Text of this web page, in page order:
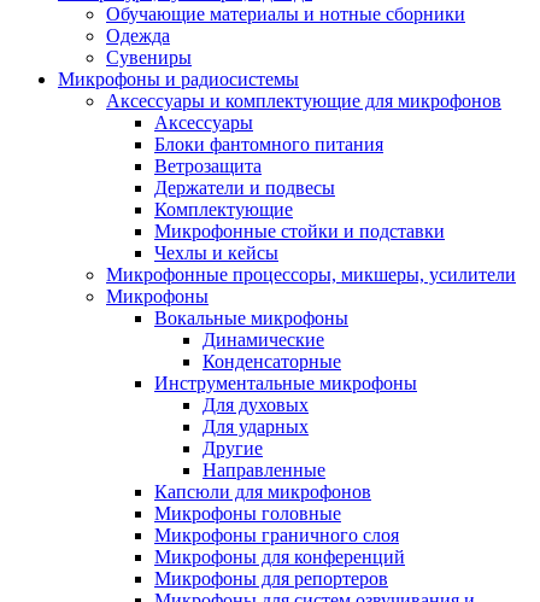
Обучающие материалы и нотные сборники
Одежда
Сувениры
Микрофоны и радиосистемы
Аксессуары и комплектующие для микрофонов
Аксессуары
Блоки фантомного питания
Ветрозащита
Держатели и подвесы
Комплектующие
Микрофонные стойки и подставки
Чехлы и кейсы
Микрофонные процессоры, микшеры, усилители
Микрофоны
Вокальные микрофоны
Динамические
Конденсаторные
Инструментальные микрофоны
Для духовых
Для ударных
Другие
Направленные
Капсюли для микрофонов
Микрофоны головные
Микрофоны граничного слоя
Микрофоны для конференций
Микрофоны для репортеров